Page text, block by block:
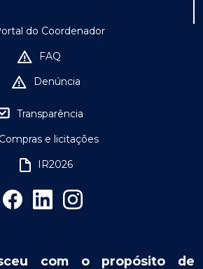
do Coordenador
FAQ
Denúncia
Transparência
Compras e licitações
IR2026
com o propósito de